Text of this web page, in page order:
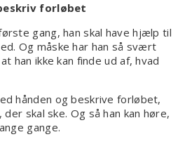
forløbet
gang, han skal have hjælp til
Og måske har han så svært
han ikke kan finde ud af, hvad
hånden og beskrive forløbet,
skal ske. Og så han kan høre,
gange.